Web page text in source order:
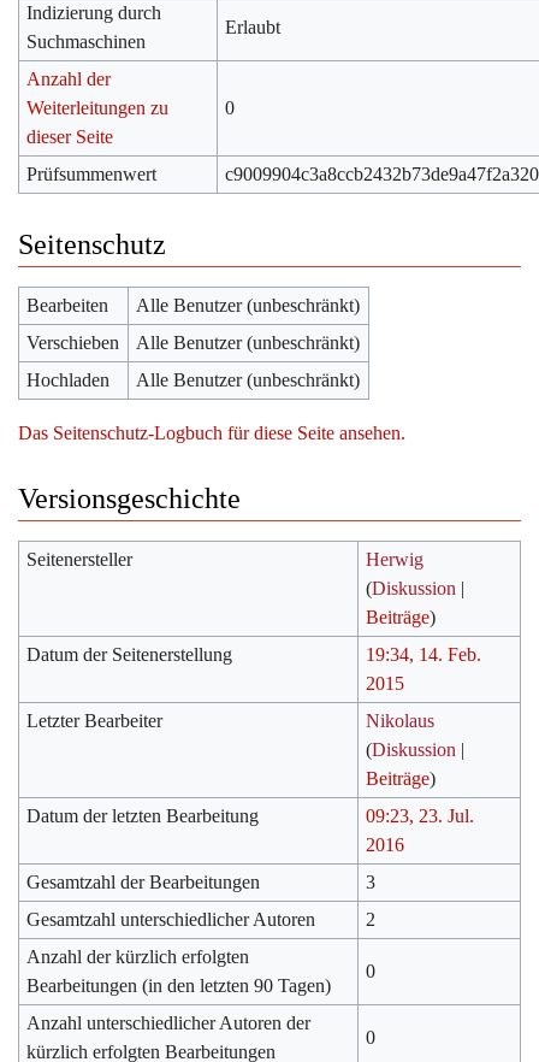
Indizierung durch
Suchmaschinen
Erlaubt
Anzahl der
Weiterleitungen zu
dieser Seite
0
Prüfsummenwert
Seitenschutz
Bearbeiten
Alle Benutzer (unbeschränkt)
Verschieben
Alle Benutzer (unbeschränkt)
Hochladen
Alle Benutzer (unbeschränkt)
Das Seitenschutz-Logbuch für diese Seite ansehen.
Versionsgeschichte
Seitenersteller
Herwig
(Diskussion |
Beiträge)
Datum der Seitenerstellung
19:34, 14. Feb.
2015
Letzter Bearbeiter
Nikolaus
(Diskussion |
Beiträge)
Datum der letzten Bearbeitung
09:23, 23. Jul.
2016
Gesamtzahl der Bearbeitungen
3
Gesamtzahl unterschiedlicher Autoren
2
Anzahl der kürzlich erfolgten
Bearbeitungen (in den letzten 90 Tagen)
0
Anzahl unterschiedlicher Autoren der
kürzlich erfolgten Bearbeitungen
0